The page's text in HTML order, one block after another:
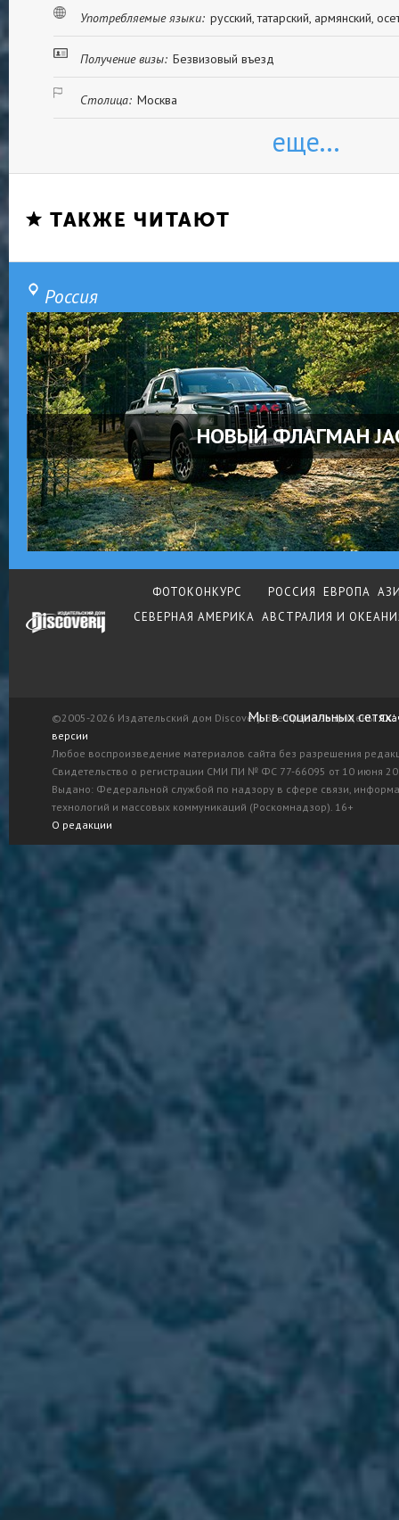
Употребляемые языки: русский, татарский, армянский,
Получение визы: Безвизовый въезд
Столица: Москва
еще...
ТАКЖЕ ЧИТАЮТ
Россия
НОВЫЙ ФЛАГМАН
ФОТОКОНКУРС РОССИЯ ЕВРОПА
СЕВЕРНАЯ АМЕРИКА АВСТРАЛИЯ И
©2005-2026 Издательский дом Discovery. Все права защищены.
версии
Любое воспроизведение материалов сайта без разрешения
Свидетельство о регистрации СМИ ПИ № ФС 77-66095 от 10 июня
Выдано: Федеральной службой по надзору в сфере связи,
технологий и массовых коммуникаций (Роскомнадзор). 16+
О редакции
Мы в социальных сетях: